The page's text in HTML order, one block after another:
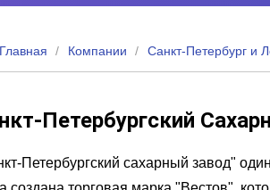
Главная Компании Санкт-Петербург и
Петербургский
Петербургский сахарный завод"